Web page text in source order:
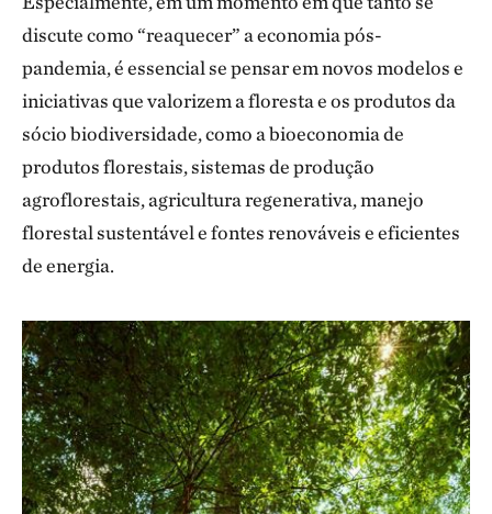
discute como “reaquecer” a economia pós-
pandemia, é essencial se pensar em novos modelos e
iniciativas que valorizem a floresta e os produtos da
sócio biodiversidade, como a bioeconomia de
produtos florestais, sistemas de produção
agroflorestais, agricultura regenerativa, manejo
florestal sustentável e fontes renováveis e eficientes
de energia.